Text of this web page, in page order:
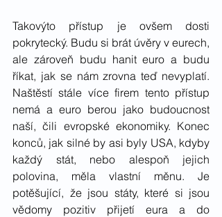
Takovýto přístup je ovšem dosti
pokrytecký. Budu si brát úvěry v eurech,
ale zároveň budu hanit euro a budu
říkat, jak se nám zrovna teď nevyplatí.
Naštěstí stále více firem tento přístup
nemá a euro berou jako budoucnost
naší, čili evropské ekonomiky. Konec
konců, jak silné by asi byly USA, kdyby
každý stát, nebo alespoň jejich
polovina, měla vlastní měnu. Je
potěšující, že jsou státy, které si jsou
vědomy pozitiv přijetí eura a do